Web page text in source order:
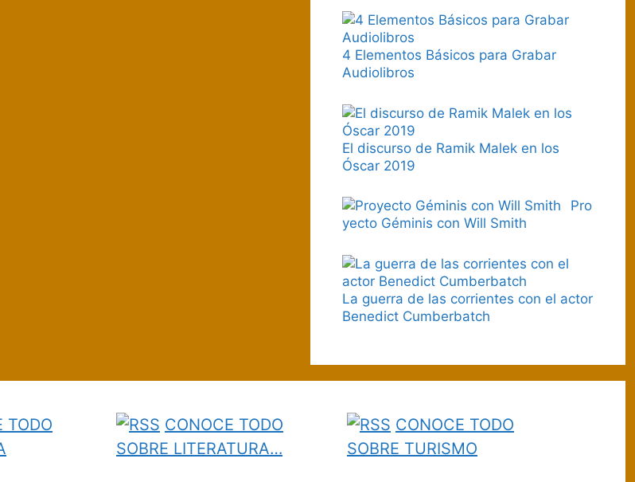
4 Elementos Básicos para Grabar
Audiolibros
El discurso de Ramik Malek en los
Óscar 2019
Pro
yecto Géminis con Will Smith
La guerra de las corrientes con el actor
Benedict Cumberbatch
TODO
CONOCE TODO
SOBRE LITERATURA…
CONOCE TODO
SOBRE TURISMO